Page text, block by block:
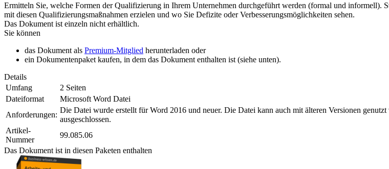
Ermitteln Sie, welche Formen der Qualifizierung in Ihrem Unternehmen durchgeführt werden (formal und informell).
mit diesen Qualifizierungsmaßnahmen erzielen und wo Sie Defizite oder Verbesserungsmöglichkeiten sehen.
Das Dokument ist einzeln nicht erhältlich.
Sie können
das Dokument als Premium-Mitglied herunterladen oder
ein Dokumentenpaket kaufen, in dem das Dokument enthalten ist (siehe unten).
Details
Umfang
2 Seiten
Dateiformat
Microsoft Word Datei
Anforderungen:
Die Datei wurde erstellt für Word 2016 und neuer. Die Datei kann auch mit älteren Versionen
ausgeschlossen.
Artikel-
Nummer
99.085.06
Das Dokument ist in diesen Paketen enthalten